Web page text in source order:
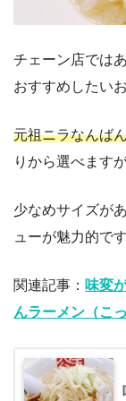
チェーン店では
おすすめしたい
元祖ニラなんば
りから選べます
少なめサイズが
ューが魅力的です
関連記事： 味変
んラーメン（こっ